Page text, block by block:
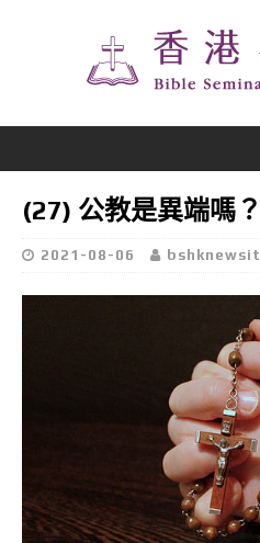
(27) 公教是異端嗎
2021-08-06